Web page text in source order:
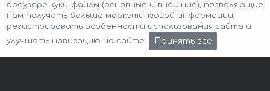
Авторские права © 2026 Авто-Аренда Cookie Policy
браузере куки-файлы (основные и внешние), позволяющие
нам получать больше маркетинговой информации,
регистрировать особенности использования сайта и
улучшать навигацию на сайте.
Принять все